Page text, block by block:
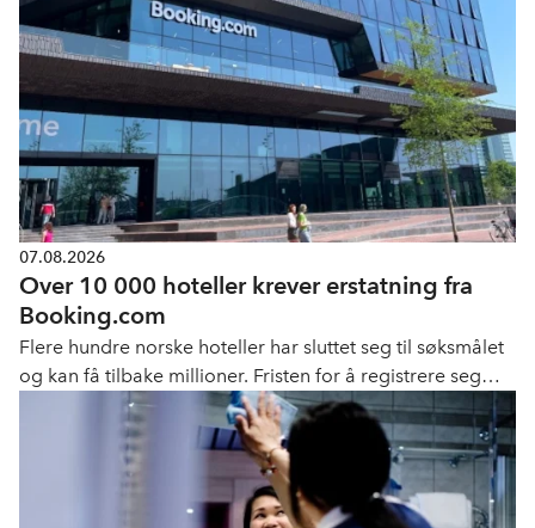
07.08.2026
Over 10 000 hoteller krever erstatning fra
Booking.com
Flere hundre norske hoteller har sluttet seg til søksmålet
og kan få tilbake millioner. Fristen for å registrere seg
som part er 11. september.